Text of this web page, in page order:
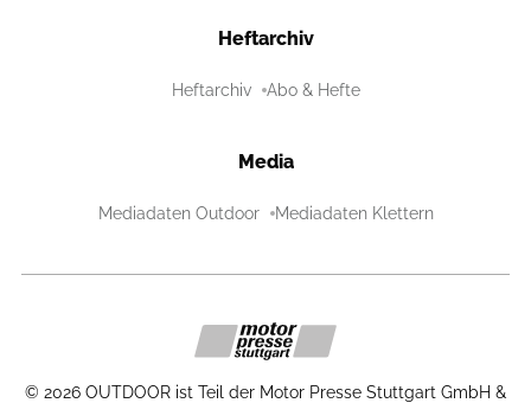
Heftarchiv
Heftarchiv Abo & Hefte
Media
Mediadaten Outdoor Mediadaten Klettern
© 2026 OUTDOOR ist Teil der Motor Presse Stuttgart GmbH &